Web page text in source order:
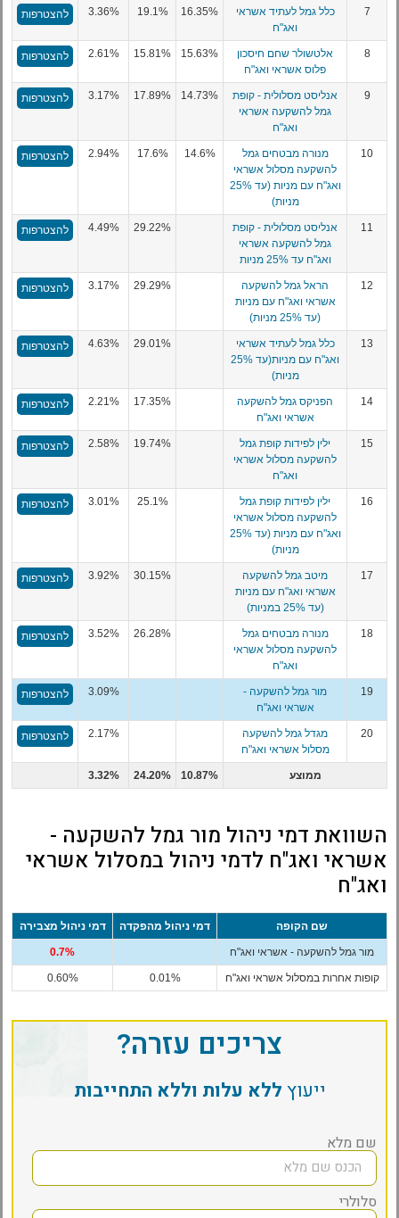
7
כלל גמל לעתיד אשראי
ואג"ח
16.35%
19.1%
3.36% להצטרפות
8
אלטשולר שחם חיסכון
פלוס אשראי ואג"ח
15.63%
15.81%
2.61% להצטרפות
9
אנליסט מסלולית - קופת
גמל להשקעה אשראי
ואג"ח
14.73%
17.89%
3.17% להצטרפות
10
מנורה מבטחים גמל
להשקעה מסלול אשראי
ואג"ח עם מניות (עד 25%
מניות)
14.6%
17.6%
2.94% להצטרפות
11
אנליסט מסלולית - קופת
גמל להשקעה אשראי
ואג"ח עד 25% מניות
29.22%
4.49% להצטרפות
12
הראל גמל להשקעה
אשראי ואג"ח עם מניות
(עד 25% מניות)
29.29%
3.17% להצטרפות
13
כלל גמל לעתיד אשראי
ואג"ח עם מניות(עד 25%
מניות)
29.01%
4.63% להצטרפות
14
הפניקס גמל להשקעה
אשראי ואג"ח
17.35%
2.21% להצטרפות
15
ילין לפידות קופת גמל
להשקעה מסלול אשראי
ואג"ח
19.74%
2.58% להצטרפות
16
ילין לפידות קופת גמל
להשקעה מסלול אשראי
ואג"ח עם מניות (עד 25%
מניות)
25.1%
3.01% להצטרפות
17
מיטב גמל להשקעה
אשראי ואג"ח עם מניות
(עד 25% במניות)
30.15%
3.92% להצטרפות
18
מנורה מבטחים גמל
להשקעה מסלול אשראי
ואג"ח
26.28%
3.52% להצטרפות
19
מור גמל להשקעה -
אשראי ואג"ח
3.09% להצטרפות
20
מגדל גמל להשקעה
מסלול אשראי ואג"ח
2.17% להצטרפות
ממוצע 10.87%
24.20%
3.32%
השוואת דמי ניהול מור גמל להשקעה -
אשראי ואג"ח לדמי ניהול במסלול אשראי
ואג"ח
שם הקופה דמי ניהול מהפקדה דמי ניהול מצבירה
מור גמל להשקעה - אשראי ואג"ח 0.7%
קופות אחרות במסלול אשראי ואג"ח 0.01%
0.60%
צריכים עזרה?
ייעוץללא עלות וללא התחייבות
שם מלא
סלולרי